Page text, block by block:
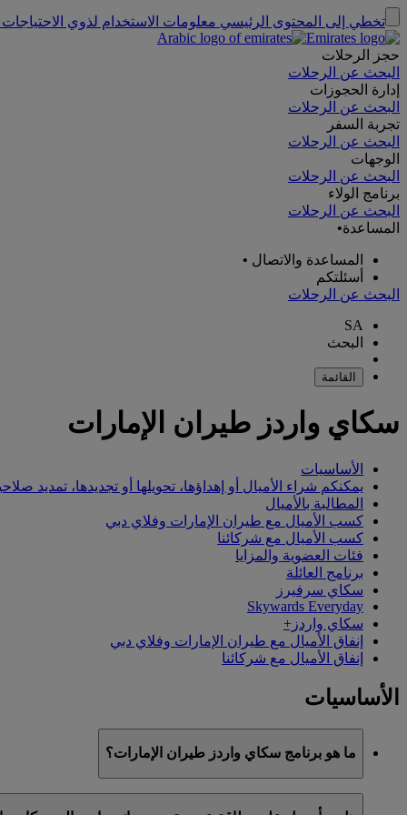
تخطي إلى المحتوى الرئيسي معلومات الاستخدام لذوي
حجز الرحلات
البحث عن الرحلات
إدارة الحجوزات
البحث عن الرحلات
تجربة السفر
البحث عن الرحلات
الوجهات
البحث عن الرحلات
برنامج الولاء
البحث عن الرحلات
المساعدة•
المساعدة والاتصال •
أسئلتكم
البحث عن الرحلات
SA
البحث
القائمة
سكاي واردز طيران الإمارات
الأساسيات
يمكنكم شراء الأميال أو إهداؤها، تحويلها أو تجديدها، تمديد
المطالبة بالأميال
كسب الأميال مع طيران الإمارات وفلاي دبي
كسب الأميال مع شركائنا
فئات العضوية والمزايا
برنامج العائلة
سكاي سرفيرز
Skywards Everyday
سكاي واردز+
إنفاق الأميال مع طيران الإمارات وفلاي دبي
إنفاق الأميال مع شركائنا
الأساسيات
ما هو برنامج سكاي واردز طيران الإمارات؟
سكاي واردز طيران الإمارات هو برنامج الولاء التابع لطيران الإمارات وفلاي